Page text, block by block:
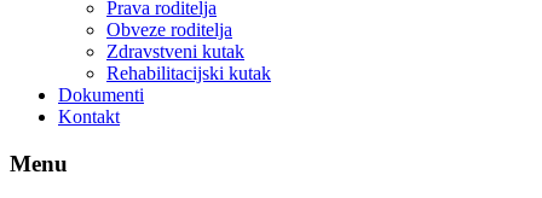
Prava roditelja
Obveze roditelja
Zdravstveni kutak
Rehabilitacijski kutak
Dokumenti
Kontakt
Menu